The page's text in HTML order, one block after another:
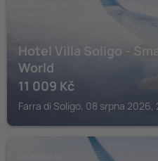
Hotel Villa Soligo -
World
11 009 Kč
Farra di Soligo, 08 srpna 2026,